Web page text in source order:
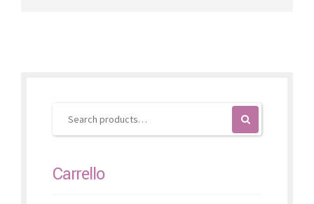
product
Carrello